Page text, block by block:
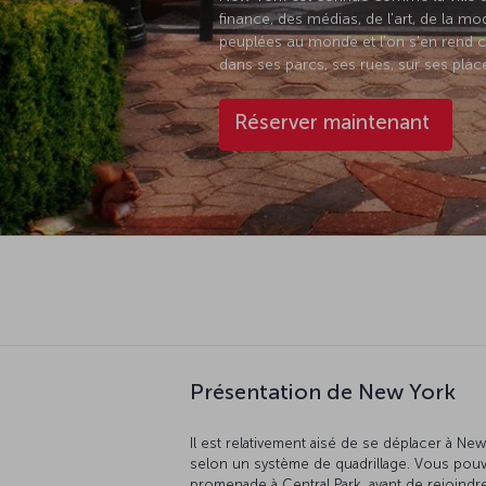
finance, des médias, de l'art, de la
peuplées au monde et l'on s'en rend
dans ses parcs, ses rues, sur ses
Réserver maintenant
Présentation de New York
Il est relativement aisé de se déplacer à
selon un système de quadrillage. Vous